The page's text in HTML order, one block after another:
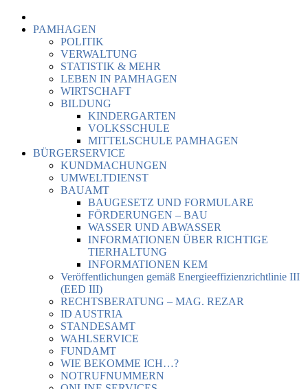
PAMHAGEN
POLITIK
VERWALTUNG
STATISTIK & MEHR
LEBEN IN PAMHAGEN
WIRTSCHAFT
BILDUNG
KINDERGARTEN
VOLKSSCHULE
MITTELSCHULE PAMHAGEN
BÜRGERSERVICE
KUNDMACHUNGEN
UMWELTDIENST
BAUAMT
BAUGESETZ UND FORMULARE
FÖRDERUNGEN – BAU
WASSER UND ABWASSER
INFORMATIONEN ÜBER RICHTIGE
TIERHALTUNG
INFORMATIONEN KEM
Veröffentlichungen gemäß Energieeffizienzrichtlinie III
(EED III)
RECHTSBERATUNG – MAG. REZAR
ID AUSTRIA
STANDESAMT
WAHLSERVICE
FUNDAMT
WIE BEKOMME ICH…?
NOTRUFNUMMERN